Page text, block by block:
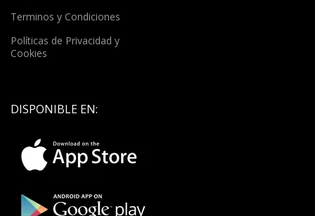
Terminos y Condiciones
Políticas de Privacidad y
Cookies
DISPONIBLE EN: